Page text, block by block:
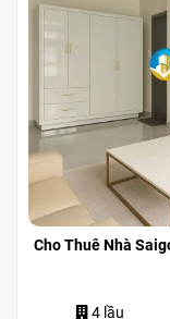
Cho Thuê Nhà
4 lầu